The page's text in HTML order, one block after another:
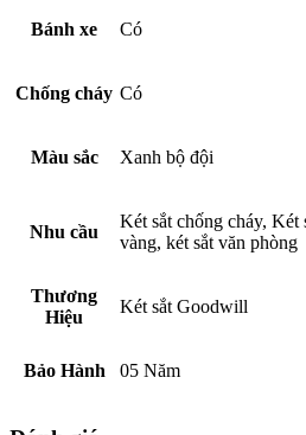
Bánh xe Có
Chống cháy Có
Màu sắc Xanh bộ đội
Nhu cầu
Két sắt chống cháy, Két
vàng, két sắt văn phòng
Thương
Hiệu
Két sắt Goodwill
Bảo Hành 05 Năm